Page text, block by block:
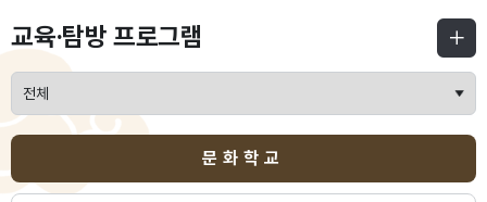
교육·탐방 프로그램
문화학교